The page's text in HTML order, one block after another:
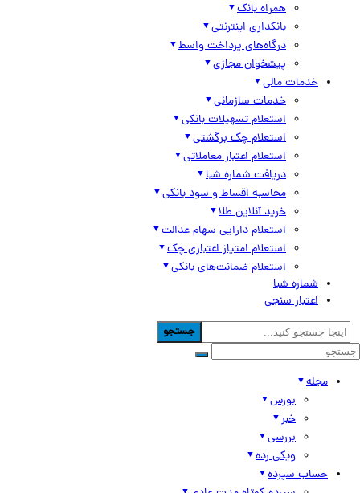
همراه بانک
بانکداری اینترنتی
درگاه‌های پرداخت واسط
پیشخوان مجازی
خدمات مالی
خدمات سازمانی
استعلام تسهیلات بانکی
استعلام چک برگشتی
استعلام اعتبار معاملاتی
دریافت شماره شبا
محاسبه اقساط و سود بانکی
خرید آنلاین طلا
استعلام دارایی سهام عدالت
استعلام امتیاز اعتباری چک
استعلام ضمانت‌های بانکی
شماره شبا
اعتبار سنجی
جستجو
مجله
بورس
خبر
بررسی
ویکی رده
حساب سپرده